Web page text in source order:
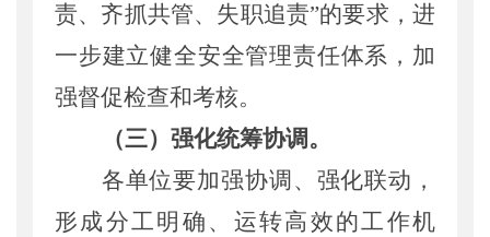
责、齐抓共管、失职追责”的要求，进
一步建立健全安全管理责任体系，加
强督促检查和考核。
（三）强化统筹协调。
各单位要加强协调 、强化联动 ，
形成分工明确、运转高效的工作机